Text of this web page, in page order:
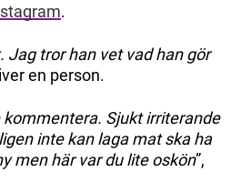
.
Jag tror han vet vad han gör
en person.
Sjukt irriterande
inte kan laga mat ska ha
men här var du lite oskön”,